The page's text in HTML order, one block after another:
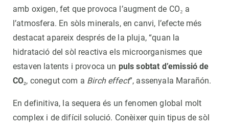
amb oxigen, fet que provoca l’augment de CO₂ a
l’atmosfera. En sòls minerals, en canvi, l’efecte més
destacat apareix després de la pluja, “quan la
hidratació del sòl reactiva els microorganismes que
estaven latents i provoca un puls sobtat d’emissió de
CO₂, conegut com a Birch effect”, assenyala Marañón.
En definitiva, la sequera és un fenomen global molt
complex i de difícil solució. Conèixer quin tipus de sòl